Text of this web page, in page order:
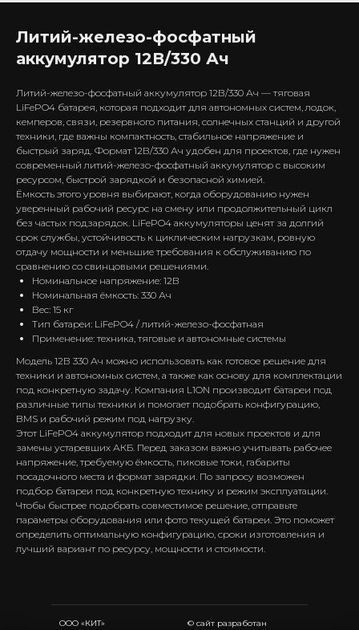
Литий-железо-фосфатный
аккумулятор 12В/330 Ач
Литий-железо-фосфатный аккумулятор 12В/330 Ач — тяговая
LiFePO4 батарея, которая подходит для автономных систем, лодок,
кемперов, связи, резервного питания, солнечных станций и другой
техники, где важны компактность, стабильное напряжение и
быстрый заряд. Формат 12В/330 Ач удобен для проектов, где нужен
современный литий-железо-фосфатный аккумулятор с высоким
ресурсом, быстрой зарядкой и безопасной химией.
Ёмкость этого уровня выбирают, когда оборудованию нужен
уверенный рабочий ресурс на смену или продолжительный цикл
без частых подзарядок. LiFePO4 аккумуляторы ценят за долгий
срок службы, устойчивость к циклическим нагрузкам, ровную
отдачу мощности и меньшие требования к обслуживанию по
сравнению со свинцовыми решениями.
Номинальное напряжение: 12В
Номинальная ёмкость: 330 Ач
Вес: 15 кг
Тип батареи: LiFePO4 / литий-железо-фосфатная
Применение: техника, тяговые и автономные системы
Модель 12В 330 Ач можно использовать как готовое решение для
техники и автономных систем, а также как основу для комплектации
под конкретную задачу. Компания L1ON производит батареи под
различные типы техники и помогает подобрать конфигурацию,
BMS и рабочий режим под нагрузку.
Этот LiFePO4 аккумулятор подходит для новых проектов и для
замены устаревших АКБ. Перед заказом важно учитывать рабочее
напряжение, требуемую ёмкость, пиковые токи, габариты
посадочного места и формат зарядки. По запросу возможен
подбор батареи под конкретную технику и режим эксплуатации.
Чтобы быстрее подобрать совместимое решение, отправьте
параметры оборудования или фото текущей батареи. Это поможет
определить оптимальную конфигурацию, сроки изготовления и
лучший вариант по ресурсу, мощности и стоимости.
© сайт разработан
ООО «КИТ»